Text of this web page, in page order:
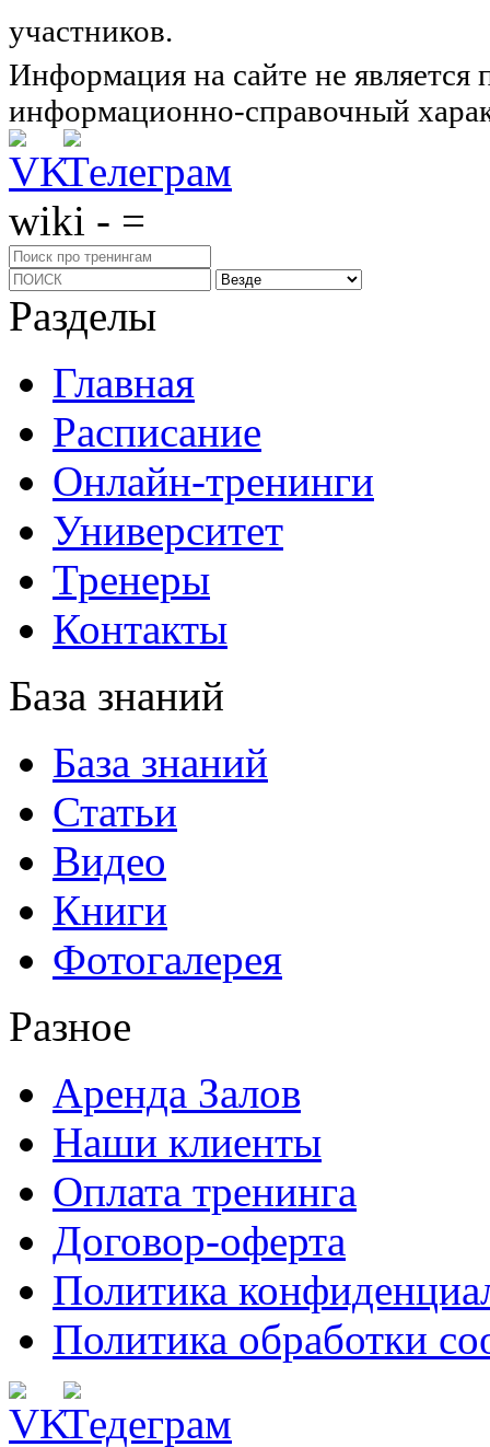
участников.
Информация на сайте не
информационно-справочный
wiki - =
Разделы
Главная
Расписание
Онлайн-тренинги
Университет
Тренеры
Контакты
База знаний
База знаний
Статьи
Видео
Книги
Фотогалерея
Разное
Аренда Залов
Наши клиенты
Оплата тренинга
Договор-оферта
Политика
Политика обработки